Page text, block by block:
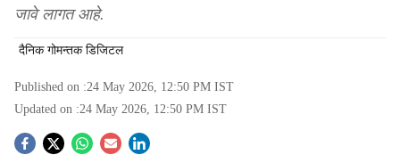
जावे लागत आहे.
दैनिक गोमन्तक डिजिटल
Published on :24 May 2026, 12:50 PM IST
Updated on :24 May 2026, 12:50 PM IST
S